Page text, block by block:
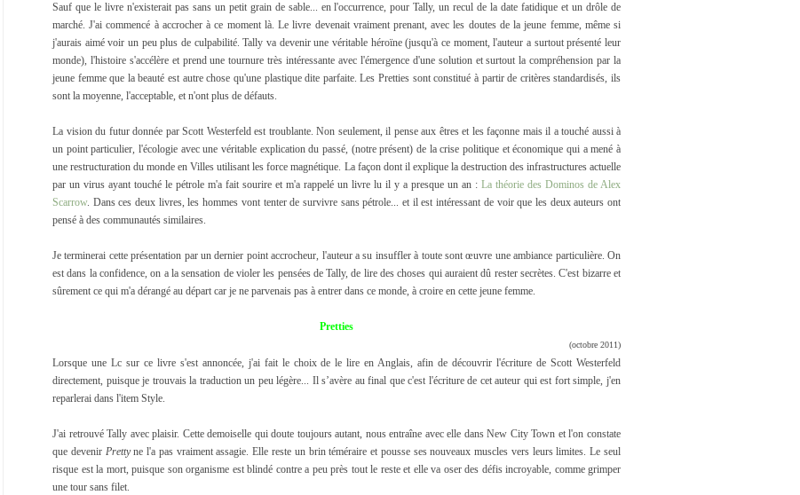
Sauf que le livre n'existerait pas sans un petit grain de sable... en l'occurrence, pour Tally, un recul de la date fatidique et un drôle de
marché. J'ai commencé à accrocher à ce moment là. Le livre devenait vraiment prenant, avec les doutes de la jeune femme, même si
j'aurais aimé voir un peu plus de culpabilité. Tally va devenir une véritable héroïne (jusqu'à ce moment, l'auteur a surtout présenté leur
monde), l'histoire s'accélère et prend une tournure très intéressante avec l'émergence d'une solution et surtout la compréhension par la
jeune femme que la beauté est autre chose qu'une plastique dite parfaite. Les Pretties sont constitué à partir de critères standardisés, ils
sont la moyenne, l'acceptable, et n'ont plus de défauts.
La vision du futur donnée par Scott Westerfeld est troublante. Non seulement, il pense aux êtres et les façonne mais il a touché aussi à
un point particulier, l'écologie avec une véritable explication du passé, (notre présent) de la crise politique et économique qui a mené à
une restructuration du monde en Villes utilisant les force magnétique. La façon dont il explique la destruction des infrastructures actuelle
par un virus ayant touché le pétrole m'a fait sourire et m'a rappelé un livre lu il y a presque un an : La théorie des Dominos de Alex
Scarrow. Dans ces deux livres, les hommes vont tenter de survivre sans pétrole... et il est intéressant de voir que les deux auteurs ont
pensé à des communautés similaires.
Je terminerai cette présentation par un dernier point accrocheur, l'auteur a su insuffler à toute sont œuvre une ambiance particulière. On
est dans la confidence, on a la sensation de violer les pensées de Tally, de lire des choses qui auraient dû rester secrètes. C'est bizarre et
sûrement ce qui m'a dérangé au départ car je ne parvenais pas à entrer dans ce monde, à croire en cette jeune femme.
Pretties
(octobre 2011)
Lorsque une Lc sur ce livre s'est annoncée, j'ai fait le choix de le lire en Anglais, afin de découvrir l'écriture de Scott Westerfeld
directement, puisque je trouvais la traduction un peu légère... Il s’avère au final que c'est l'écriture de cet auteur qui est fort simple, j'en
reparlerai dans l'item Style.
J'ai retrouvé Tally avec plaisir. Cette demoiselle qui doute toujours autant, nous entraîne avec elle dans New City Town et l'on constate
que devenir Prettyne l'a pas vraiment assagie. Elle reste un brin téméraire et pousse ses nouveaux muscles vers leurs limites. Le seul
risque est la mort, puisque son organisme est blindé contre a peu près tout le reste et elle va oser des défis incroyable, comme grimper
une tour sans filet.